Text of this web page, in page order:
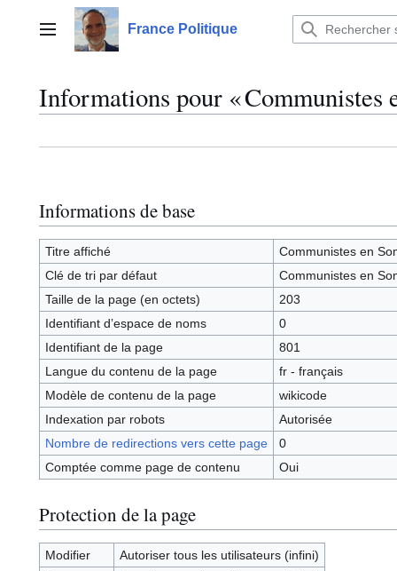
contenuMenu principalFrance Politique
Informations pour « Communistes
Informations de base
Titre affiché
Communistes en
Clé de tri par défaut
Communistes en
Taille de la page (en octets)
203
Identifiant dʼespace de noms
0
Identifiant de la page
801
Langue du contenu de la page
fr - français
Modèle de contenu de la page
wikicode
Indexation par robots
Autorisée
Nombre de redirections vers cette page
0
Comptée comme page de contenu
Oui
Protection de la page
Modifier
Autoriser tous les utilisateurs (infini)